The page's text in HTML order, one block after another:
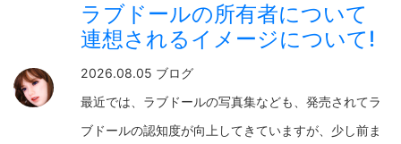
ラブドールの所有者について
連想されるイメージについて!
2026.08.05 ブログ
最近では、ラブドールの写真集なども、発売されてラ
ブドールの認知度が向上してきていますが、少し前ま